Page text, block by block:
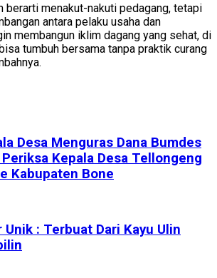
berarti menakut-nakuti pedagang, tetapi
antara pelaku usaha dan
membangun iklim dagang yang sehat, di
tumbuh bersama tanpa praktik curang
Desa Menguras Dana Bumdes
Kepala Desa Tellongeng
Kabupaten Bone
: Terbuat Dari Kayu Ulin